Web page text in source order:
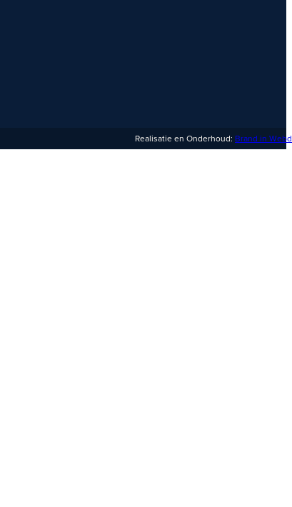
Realisatie en Onderhoud: Brand in